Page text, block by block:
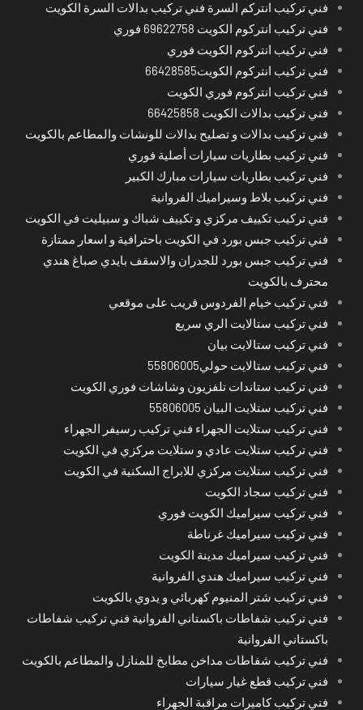
فني تركيب انتركم السرة فني تركيب بدالات السرة الكويت
فني تركيب انتركوم الكويت 69622758 فوري
فني تركيب انتركوم الكويت فوري
فني تركيب انتركوم الكويت66428585
فني تركيب انتركوم فوري الكويت
فني تركيب بدالات الكويت 66425858
فني تركيب بدالات و تصليح بدالات للونشات والمطاعم بالكويت
فني تركيب بطاريات سيارات أصلية فوري
فني تركيب بطاريات سيارات مبارك الكبير
فني تركيب بلاط وسيراميك الفروانية
فني تركيب تكييف مركزي و تكييف شباك و سبيليت في الكويت
فني تركيب جبس بورد في الكويت باحترافية و اسعار ممتازة
فني تركيب جبس بورد للجدران والاسقف بايدي صباغ هندي
محترف بالكويت
فني تركيب خيام الفردوس قريب على موقعي
فني تركيب ستالايت الري سريع
فني تركيب ستالايت بيان
فني تركيب ستالايت حولي55806005
فني تركيب ستاندات تلفزيون وشاشات فوري الكويت
فني تركيب ستلايت البيان 55806005
فني تركيب ستلايت الجهراء فني تركيب رسيفر الجهراء
فني تركيب ستلايت عادي و ستلايت مركزي في الكويت
فني تركيب ستلايت مركزي للابراج السكنية في الكويت
فني تركيب سجاد الكويت
فني تركيب سيراميك الكويت فوري
فني تركيب سيراميك غرناطة
فني تركيب سيراميك مدينة الكويت
فني تركيب سيراميك هندي الفروانية
فني تركيب شتر المنيوم كهربائي و يدوي بالكويت
فني تركيب شفاطات باكستاني الفروانية فني تركيب شفاطات
باكستاني الفروانية
فني تركيب شفاطات مداخن مطابخ للمنازل والمطاعم بالكويت
فني تركيب قطع غيار سيارات
فني تركيب كاميرات مراقبة الجهراء